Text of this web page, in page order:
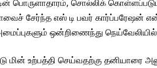
பொருளாதாரம், சொல்லிக்
சேர்ந்த எஸ் டி பவர் கார்ப்பரேஷன்
ஒன்றிணைந்து நெய்வேலியில்
உற்பத்தி செய்வதற்கு தனியாரை